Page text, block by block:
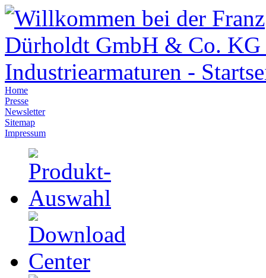
Home
Presse
Newsletter
Sitemap
Impressum